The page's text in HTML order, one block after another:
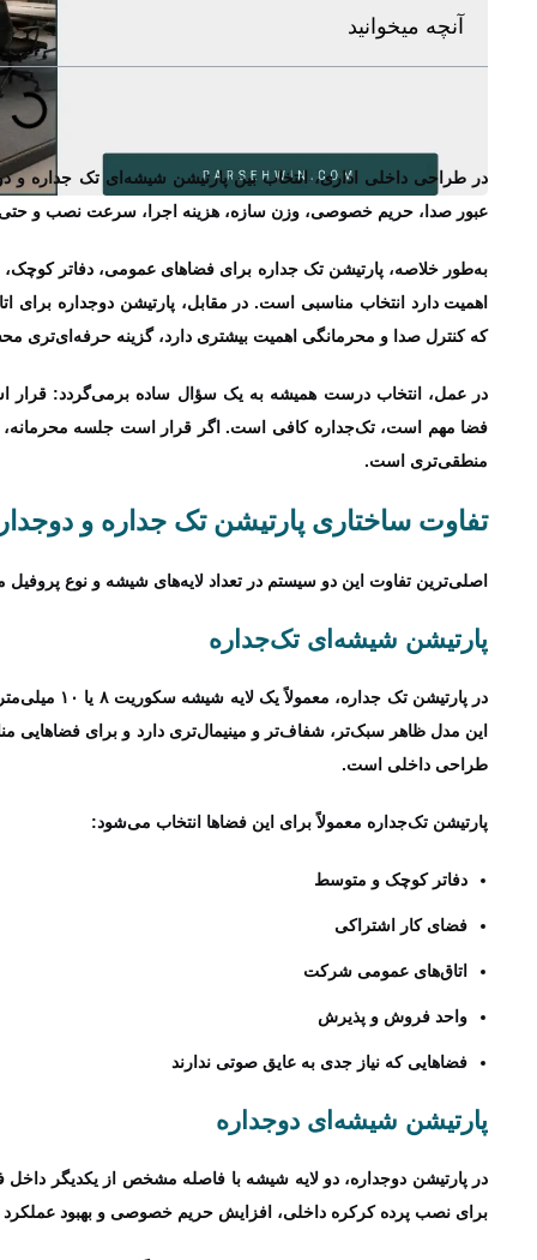
آنچه میخوانید
در طراحی داخلی اداری، انتخاب بین پارتیشن شیشه‌ای تک‌ جداره
عبور صدا، حریم خصوصی، وزن سازه، هزینه اجرا، سرعت نصب و حتی
به‌طور خلاصه، پارتیشن تک‌ جداره برای فضاهای عمومی، دفاتر
اهمیت دارد انتخاب مناسبی است. در مقابل، پارتیشن دوجداره برای
که کنترل صدا و محرمانگی اهمیت بیشتری دارد، گزینه
در عمل، انتخاب درست همیشه به یک سؤال ساده برمی‌گردد: قرار
فضا مهم است، تک‌جداره کافی است. اگر قرار است جلسه محرمانه،
منطقی‌تری است.
تفاوت ساختاری پارتیشن تک‌ جداره و
اصلی‌ترین تفاوت این دو سیستم در تعداد لایه‌های شیشه و نوع
پارتیشن شیشه‌ای تک‌جداره
در پارتیشن
این مدل ظاهر سبک‌تر، شفاف‌تر و مینیمال‌تری دارد و برای
طراحی داخلی است.
پارتیشن تک‌جداره معمولاً برای این فضاها انتخاب می‌شود:
دفاتر کوچک و متوسط
فضای کار اشتراکی
اتاق‌های عمومی شرکت
واحد فروش و پذیرش
فضاهایی که نیاز جدی به عایق صوتی ندارند
پارتیشن شیشه‌ای دوجداره
در پارتیشن دوجداره، دو لایه شیشه با فاصله مشخص از یکدیگر
برای نصب پرده کرکره داخلی، افزایش حریم خصوصی و بهبود